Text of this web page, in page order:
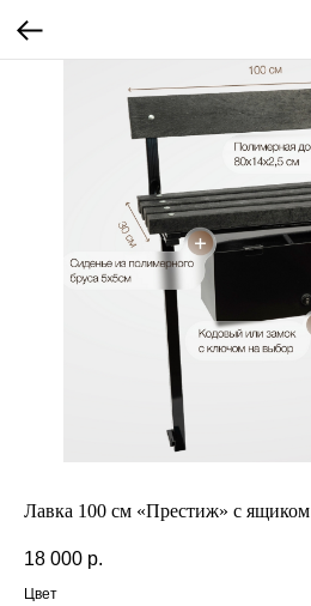
Лавка 100 см «Престиж» с ящиком
18 000 р.
Цвет